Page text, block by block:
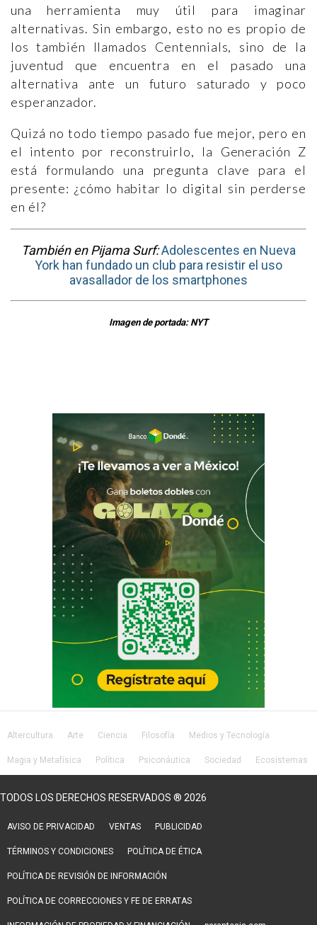
una herramienta muy útil para imaginar
alternativas. Sin embargo, esto no es propio de
los también llamados Centennials, sino de la
juventud que encuentra en el pasado una
alternativa ante un futuro saturado y poco
esperanzador.
Quizá no todo tiempo pasado fue mejor, pero en
el intento por reconstruirlo, la Generación Z
está formulando una pregunta clave para el
presente: ¿cómo habitar lo digital sin perderse
en él?
También en Pijama Surf:Adolescentes en Nueva
York han fundado un club para resistir el uso
avasallador de los smartphones
Imagen de portada: NYT
Altercultura Arte Ciencia Filosofía Medios y Tecnología
Magia y Metafísica Política Psiconáutica Sociedad Ecosistemas
TODOS LOS DERECHOS RESERVADOS ® 2026
AVISO DE PRIVACIDAD VENTAS PUBLICIDAD
TÉRMINOS Y CONDICIONES POLÍTICA DE ÉTICA
POLÍTICA DE REVISIÓN DE INFORMACIÓN
POLÍTICA DE CORRECCIONES Y FE DE ERRATAS